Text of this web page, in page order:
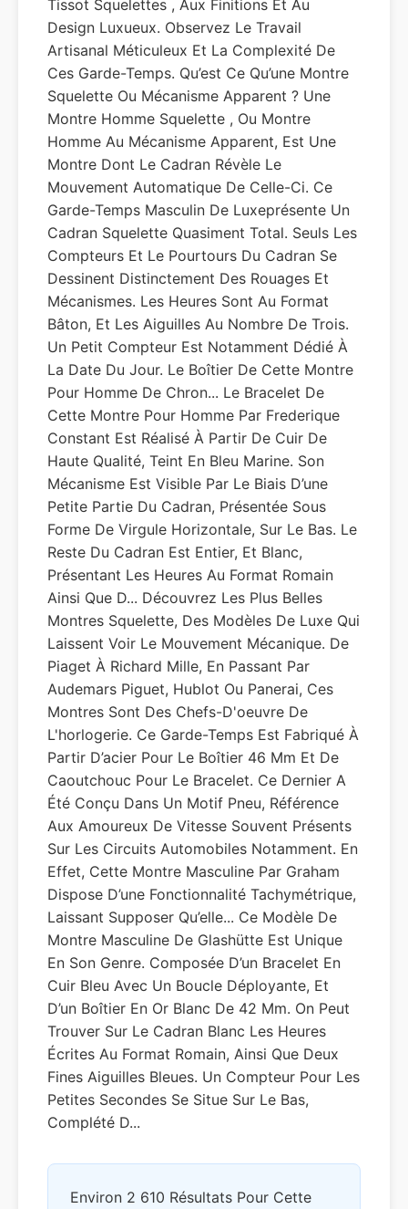
Tissot Squelettes , Aux Finitions Et Au
Design Luxueux. Observez Le Travail
Artisanal Méticuleux Et La Complexité De
Ces Garde-Temps. Qu’est Ce Qu’une Montre
Squelette Ou Mécanisme Apparent ? Une
Montre Homme Squelette , Ou Montre
Homme Au Mécanisme Apparent, Est Une
Montre Dont Le Cadran Révèle Le
Mouvement Automatique De Celle-Ci. Ce
Garde-Temps Masculin De Luxeprésente Un
Cadran Squelette Quasiment Total. Seuls Les
Compteurs Et Le Pourtours Du Cadran Se
Dessinent Distinctement Des Rouages Et
Mécanismes. Les Heures Sont Au Format
Bâton, Et Les Aiguilles Au Nombre De Trois.
Un Petit Compteur Est Notamment Dédié À
La Date Du Jour. Le Boîtier De Cette Montre
Pour Homme De Chron... Le Bracelet De
Cette Montre Pour Homme Par Frederique
Constant Est Réalisé À Partir De Cuir De
Haute Qualité, Teint En Bleu Marine. Son
Mécanisme Est Visible Par Le Biais D’une
Petite Partie Du Cadran, Présentée Sous
Forme De Virgule Horizontale, Sur Le Bas. Le
Reste Du Cadran Est Entier, Et Blanc,
Présentant Les Heures Au Format Romain
Ainsi Que D... Découvrez Les Plus Belles
Montres Squelette, Des Modèles De Luxe Qui
Laissent Voir Le Mouvement Mécanique. De
Piaget À Richard Mille, En Passant Par
Audemars Piguet, Hublot Ou Panerai, Ces
Montres Sont Des Chefs-D'oeuvre De
L'horlogerie. Ce Garde-Temps Est Fabriqué À
Partir D’acier Pour Le Boîtier 46 Mm Et De
Caoutchouc Pour Le Bracelet. Ce Dernier A
Été Conçu Dans Un Motif Pneu, Référence
Aux Amoureux De Vitesse Souvent Présents
Sur Les Circuits Automobiles Notamment. En
Effet, Cette Montre Masculine Par Graham
Dispose D’une Fonctionnalité Tachymétrique,
Laissant Supposer Qu’elle... Ce Modèle De
Montre Masculine De Glashütte Est Unique
En Son Genre. Composée D’un Bracelet En
Cuir Bleu Avec Un Boucle Déployante, Et
D’un Boîtier En Or Blanc De 42 Mm. On Peut
Trouver Sur Le Cadran Blanc Les Heures
Écrites Au Format Romain, Ainsi Que Deux
Fines Aiguilles Bleues. Un Compteur Pour Les
Petites Secondes Se Situe Sur Le Bas,
Complété D...
Environ 2 610 Résultats Pour Cette